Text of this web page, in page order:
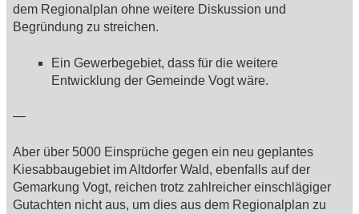
dem Regionalplan ohne weitere Diskussion und
Begründung zu streichen.
Ein Gewerbegebiet, dass für die weitere
Entwicklung der Gemeinde Vogt wäre.
—
Aber über 5000 Einsprüche gegen ein neu geplantes
Kiesabbaugebiet im Altdorfer Wald, ebenfalls auf der
Gemarkung Vogt, reichen trotz zahlreicher einschlägiger
Gutachten nicht aus, um dies aus dem Regionalplan zu